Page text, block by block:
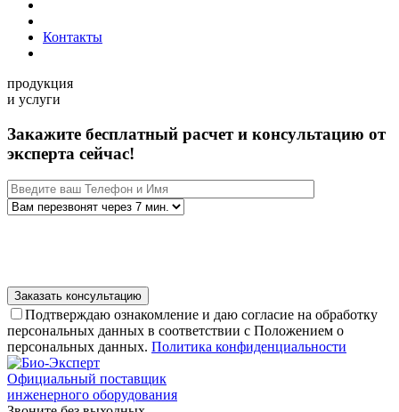
Контакты
продукция
и услуги
Закажите бесплатный расчет и консультацию от
эксперта сейчас!
Подтверждаю ознакомление и даю согласие на обработку
персональных данных в соответствии с Положением о
персональных данных. Политика конфиденциальности
Официальный поставщик
инженерного оборудования